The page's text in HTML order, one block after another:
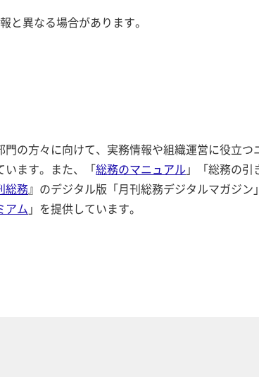
異なる場合があります。
門の方々に向けて、実務情報や組織運営に役立つ
います。また、「総務のマニュアル 」「総務の引
総務』のデジタル版「月刊総務デジタルマガジン
アム 」を提供しています。